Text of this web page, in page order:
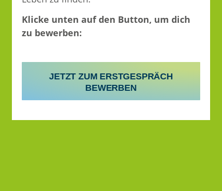
Klicke unten auf den Button, um dich
zu bewerben:
JETZT ZUM ERSTGESPRÄCH
BEWERBEN